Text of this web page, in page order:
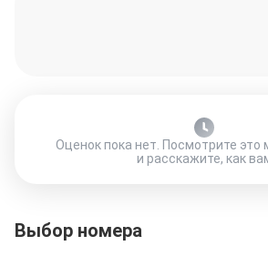
Оценок пока нет. Посмотрите
и расскажите, как
Выбор номера